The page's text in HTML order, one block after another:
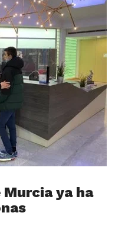
Murcia ya ha